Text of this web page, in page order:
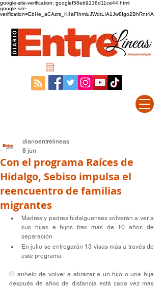
google-site-verification: googlef58eb9216d11ce44.html
google-site-
verification=EbHe_aCAzrs_K4aFIhmluJWdtLIA1Jw8Igo2BhRnt4A
Con el programa Raíces de
Hidalgo, Sebiso impulsa el
reencuentro de familias
migrantes
diarioentrelineas
8 jun
Madres y padres hidalguenses volverán a ver a
sus hijas e hijos tras más de 10 años de
separación
En julio se entregarán 13 visas más a través de
este programa
El anhelo de volver a abrazar a un hijo o una hija
después de años de distancia está cada vez más